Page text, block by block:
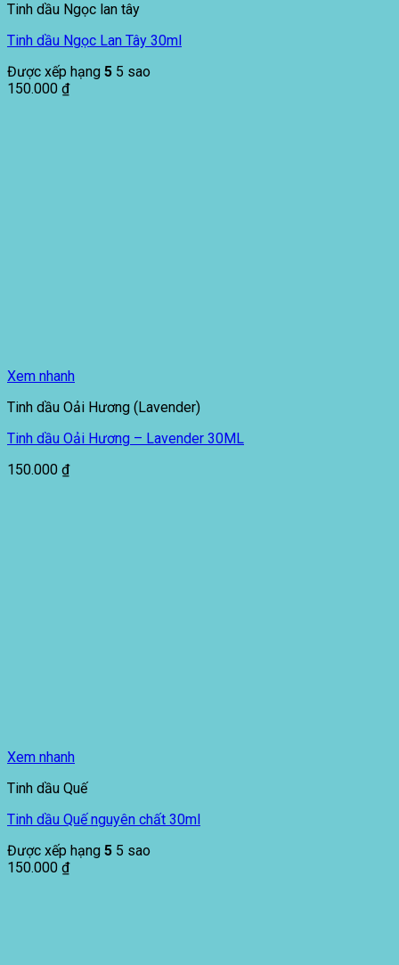
Tinh dầu Ngọc lan tây
Tinh dầu Ngọc Lan Tây 30ml
Được xếp hạng 5 5 sao
150.000 ₫
Xem nhanh
Tinh dầu Oải Hương (Lavender)
Tinh dầu Oải Hương – Lavender 30ML
150.000 ₫
Xem nhanh
Tinh dầu Quế
Tinh dầu Quế nguyên chất 30ml
Được xếp hạng 5 5 sao
150.000 ₫